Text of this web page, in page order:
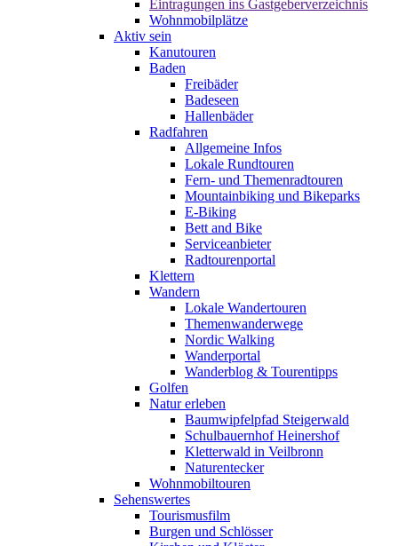
Eintragungen ins Gastgeberverzeichnis
Wohnmobilplätze
Aktiv sein
Kanutouren
Baden
Freibäder
Badeseen
Hallenbäder
Radfahren
Allgemeine Infos
Lokale Rundtouren
Fern- und Themenradtouren
Mountainbiking und Bikeparks
E-Biking
Bett and Bike
Serviceanbieter
Radtourenportal
Klettern
Wandern
Lokale Wandertouren
Themenwanderwege
Nordic Walking
Wanderportal
Wanderblog & Tourentipps
Golfen
Natur erleben
Baumwipfelpfad Steigerwald
Schulbauernhof Heinershof
Kletterwald in Veilbronn
Naturentecker
Wohnmobiltouren
Sehenswertes
Tourismusfilm
Burgen und Schlösser